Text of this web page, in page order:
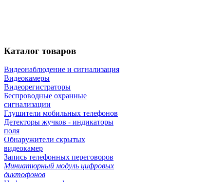
Каталог товаров
Видеонаблюдение и сигнализация
Видеокамеры
Видеорегистраторы
Беспроводные охранные
сигнализации
Глушители мобильных телефонов
Детекторы жучков - индикаторы
поля
Обнаружители скрытых
видеокамер
Запись телефонных переговоров
Миниатюрный модуль цифровых
диктофонов